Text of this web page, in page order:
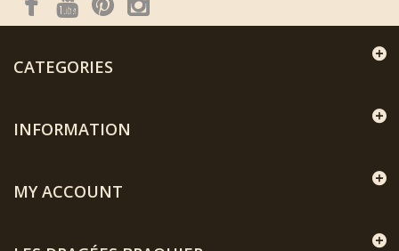
CATEGORIES
INFORMATION
MY ACCOUNT